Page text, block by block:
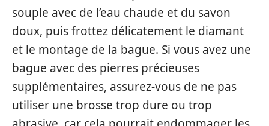
souple avec de l’eau chaude et du savon
doux, puis frottez délicatement le diamant
et le montage de la bague. Si vous avez une
bague avec des pierres précieuses
supplémentaires, assurez-vous de ne pas
utiliser une brosse trop dure ou trop